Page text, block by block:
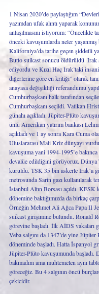
1 Nisan 2020’de paylaştığım
yazımdan ufak alıntı yaparak
anlaşılmasını istiyorum: “Öncelikle
önceki kavuşumlarda neler yaşanmış
Kaliforniya’da tarihe geçen şiddetli
Butto suikast sonucu öldürüldü. Irak
ediyordu ve Kızıl Haç Irak’taki
diğerlerine göre en kritiği” olarak
anayasa değişikliği referandumu
Cumhurbaşkanı halk tarafından
Cumhurbaşkanı seçildi. Vatikan
günahı açıkladı. Jüpiter-Plüto
ünlü Amerikan yatırım bankası
açıkladı ve 1 ay sonra Kara Cuma
Uluslararası Mali Kriz dünyayı
kavuşuma yani 1994-1995’e bakınca
devalüe edildiğini görüyoruz. Dünya
kuruldu. TSK 35 bin askerle Irak’a
metrosunda Sarin gazı kullanılarak
İstanbul Altın Borsası açıldı.
dönemine baktığımızda da birkaç
Örneğin Mehmet Ali Ağca Papa II
suikast girişimine bulundu. Ronald
görevine başladı. İlk AİDS vakaları
Veba salgını da 1347’de yine
döneminde başladı. Hatta İspanyol
Jüpiter-Plüto kavuşumunda başladı.
bakmadım ama muhtemelen aynı
göreceğiz. Bu 4 salgının öncü
çekicidir.